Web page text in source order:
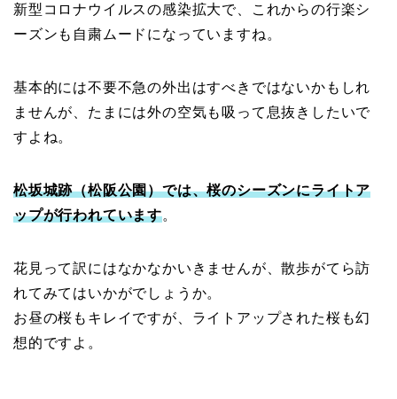
新型コロナウイルスの感染拡大で、これからの行楽シ
ーズンも自粛ムードになっていますね。
基本的には不要不急の外出はすべきではないかもしれ
ませんが、たまには外の空気も吸って息抜きしたいで
すよね。
松坂城跡（松阪公園）では、桜のシーズンにライトア
ップが行われています。
花見って訳にはなかなかいきませんが、散歩がてら訪
れてみてはいかがでしょうか。
お昼の桜もキレイですが、ライトアップされた桜も幻
想的ですよ。